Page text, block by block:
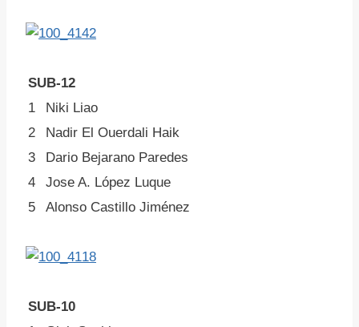
SUB-12
1
Niki Liao
2
Nadir El Ouerdali Haik
3
Dario Bejarano Paredes
4
Jose A. López Luque
5
Alonso Castillo Jiménez
SUB-10